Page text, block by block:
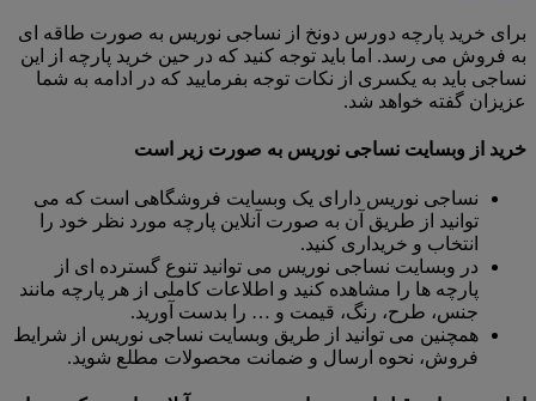
برای خرید پارچه دورس دونخ از نساجی نوریس به صورت طاقه ای
به فروش می رسد. اما باید توجه کنید که در حین خرید پارچه از این
نساجی باید به یکسری از نکات توجه بفرمایید که در ادامه به شما
عزیزان گفته خواهد شد.
خرید از وبسایت نساجی نوریس به صورت زیر است
نساجی نوریس دارای یک وبسایت فروشگاهی است که می
توانید از طریق آن به صورت آنلاین پارچه مورد نظر خود را
انتخاب و خریداری کنید.
در وبسایت نساجی نوریس می توانید تنوع گسترده ای از
پارچه ها را مشاهده کنید و اطلاعات کاملی از هر پارچه مانند
جنس، طرح، رنگ، قیمت و … را بدست آورید.
همچنین می توانید از طریق وبسایت نساجی نوریس از شرایط
فروش، نحوه ارسال و ضمانت محصولات مطلع شوید.